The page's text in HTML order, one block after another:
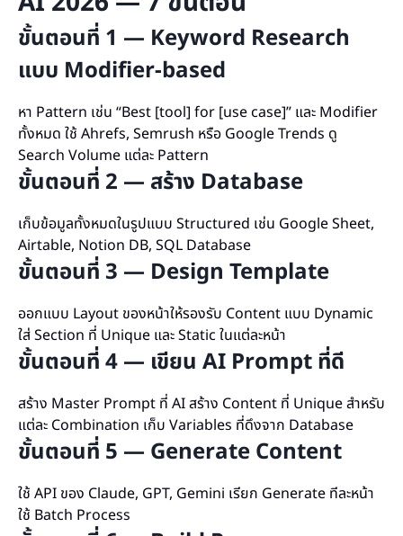
ขั้นตอนที่ 1 — Keyword Research
แบบ Modifier-based
หา Pattern เช่น “Best [tool] for [use case]” และ Modifier
ทั้งหมด ใช้ Ahrefs, Semrush หรือ Google Trends ดู
Search Volume แต่ละ Pattern
ขั้นตอนที่ 2 — สร้าง Database
เก็บข้อมูลทั้งหมดในรูปแบบ Structured เช่น Google Sheet,
Airtable, Notion DB, SQL Database
ขั้นตอนที่ 3 — Design Template
ออกแบบ Layout ของหน้าให้รองรับ Content แบบ Dynamic
ใส่ Section ที่ Unique และ Static ในแต่ละหน้า
ขั้นตอนที่ 4 — เขียน AI Prompt ที่ดี
สร้าง Master Prompt ที่ AI สร้าง Content ที่ Unique สำหรับ
แต่ละ Combination เก็บ Variables ที่ดึงจาก Database
ขั้นตอนที่ 5 — Generate Content
ใช้ API ของ Claude, GPT, Gemini เรียก Generate ทีละหน้า
ใช้ Batch Process